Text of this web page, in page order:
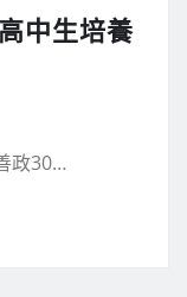
中生培養
政30…